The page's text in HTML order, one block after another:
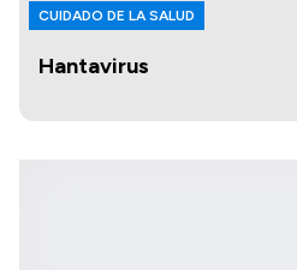
Hantavirus
CUIDADO DE LA SALUD